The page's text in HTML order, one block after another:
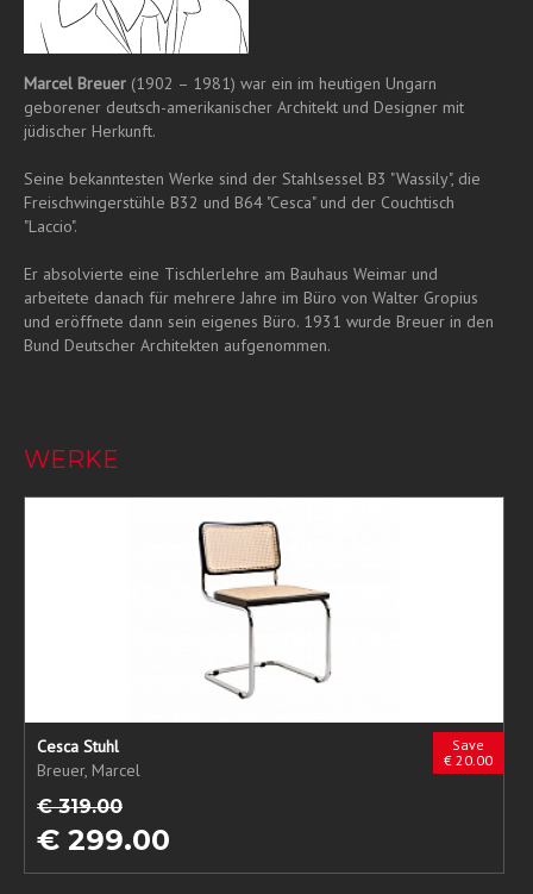
Marcel Breuer (1902 – 1981) war ein im heutigen Ungarn
geborener deutsch-amerikanischer Architekt und Designer mit
jüdischer Herkunft.
Seine bekanntesten Werke sind der Stahlsessel B3 "Wassily", die
Freischwingerstühle B32 und B64 "Cesca" und der Couchtisch
"Laccio".
Er absolvierte eine Tischlerlehre am Bauhaus Weimar und
arbeitete danach für mehrere Jahre im Büro von Walter Gropius
und eröffnete dann sein eigenes Büro. 1931 wurde Breuer in den
Bund Deutscher Architekten aufgenommen.
WERKE
Save
€ 20.00
Cesca Stuhl
Breuer, Marcel
€ 319.00
€ 299.00